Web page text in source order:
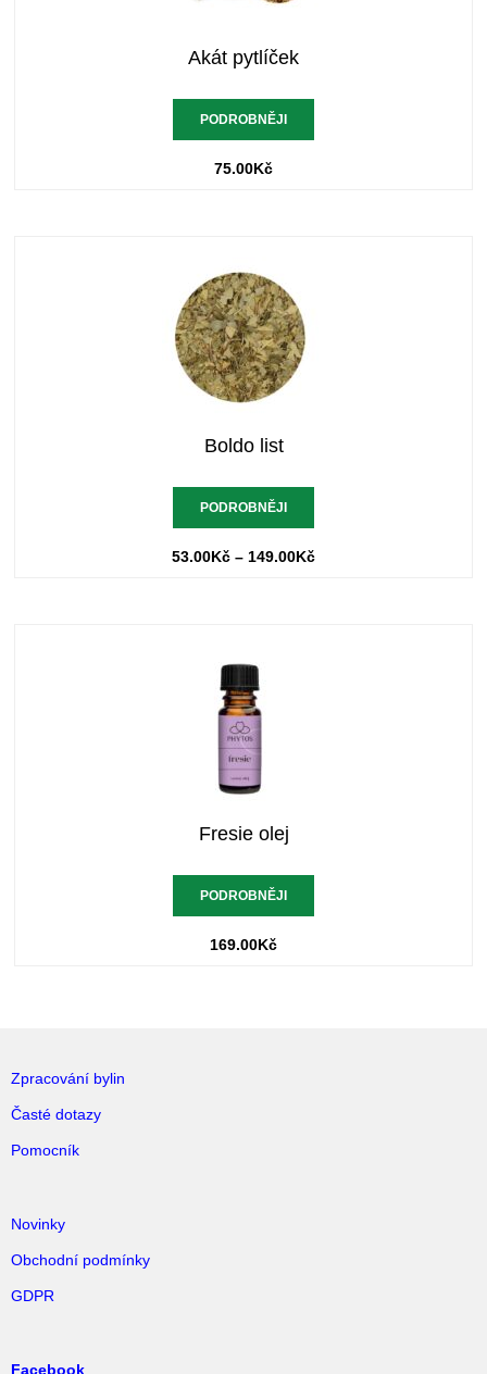
Akát pytlíček
PODROBNĚJI
75.00Kč
Boldo list
PODROBNĚJI
53.00Kč – 149.00Kč
Fresie olej
PODROBNĚJI
169.00Kč
Zpracování bylin
Časté dotazy
Pomocník
Novinky
Obchodní podmínky
GDPR
Facebook